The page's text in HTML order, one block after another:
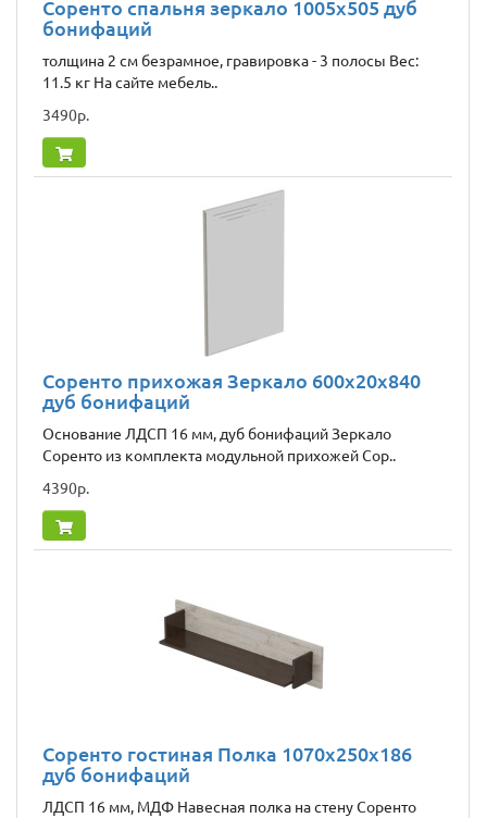
Соренто спальня зеркало 1005х505 дуб
бонифаций
толщина 2 см безрамное, гравировка - 3 полосы Вес:
11.5 кг На сайте мебель..
3490р.
Соренто прихожая Зеркало 600x20x840
дуб бонифаций
Основание ЛДСП 16 мм, дуб бонифаций Зеркало
Соренто из комплекта модульной прихожей Сор..
4390р.
Соренто гостиная Полка 1070x250x186
дуб бонифаций
ЛДСП 16 мм, МДФ Навесная полка на стену Соренто